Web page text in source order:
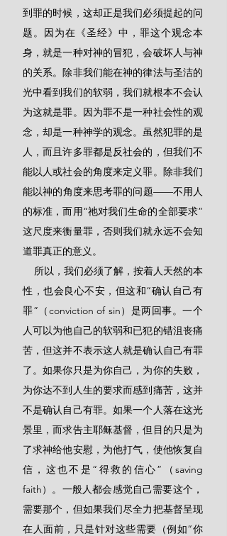
到罪的时候，这却正是我们必须提起的问
题。因为在《圣经》中，罪这个观念本
身，就是一种对神的冒犯，会破坏人与神
的关系。除非我们能在神的律法与圣洁的
光中看到我们的软弱，我们就根本不会认
为这就是罪。因为罪不是一种社会性的观
念，却是一种神学的观念。虽然犯罪的是
人，而且许多罪都是反社会的，但我们不
能以人或社会的角度来定义罪。除非我们
能以神的角度来思考罪的问题——不用人
的标准，而用“祂对我们生命的全部要求”
这尺度来衡量罪，否则我们就永远不会知
道罪真正的意义。
性，也会良心不安，但这和“确认自己有
罪”（conviction of sin）是两回事。一个
人可以为他自己的软弱和已犯的错沮丧痛
苦，但这并不表示这人就是确认自己有罪
了。如果你只是为你自己，为你的失败，
为你达不到人生的要求而感到痛苦，这并
不是确认自己有罪。如果一个人落在这光
景里，而求告主耶稣基督，但目的只是为
了求神给他安慰，为他打气，使他恢复自
信，这也不是“得救的信心”（saving
faith）。一般人都会感觉自己需要这个，
需要那个，但如果我们尽全力把基督呈现
在人面前，只是针对这些需要（例如“你